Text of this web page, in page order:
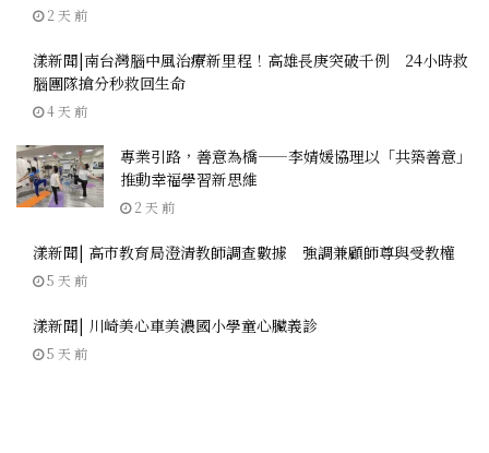
2 天 前
漾新聞|南台灣腦中風治療新里程！高雄長庚突破千例 24小時救
腦團隊搶分秒救回生命
4 天 前
專業引路，善意為橋——李婧媛協理以「共築善意」
推動幸福學習新思維
2 天 前
漾新聞| 高市教育局澄清教師調查數據 強調兼顧師尊與受教權
5 天 前
漾新聞| 川崎美心車美濃國小學童心臟義診
5 天 前